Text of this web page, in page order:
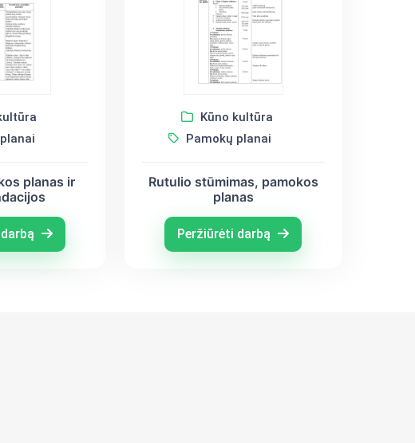
planas ir
Kūno kultūra
Pamokų planai
Rutulio stūmimas, pamokos
planas
Peržiūrėti darbą